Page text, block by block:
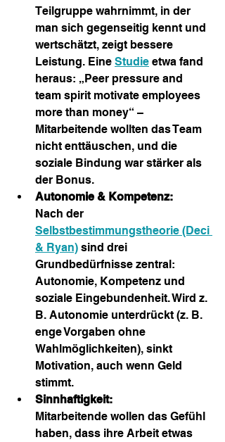
Teilgruppe wahrnimmt, in der
man sich gegenseitig kennt und
wertschätzt, zeigt bessere
Leistung. Eine Studie etwa fand
heraus: „Peer pressure and
team spirit motivate employees
more than money“ –
Mitarbeitende wollten das Team
nicht enttäuschen, und die
soziale Bindung war stärker als
der Bonus.
Autonomie & Kompetenz:
Nach der
Selbstbestimmungstheorie (Deci
& Ryan) sind drei
Grundbedürfnisse zentral:
Autonomie, Kompetenz und
soziale Eingebundenheit. Wird z.
B. Autonomie unterdrückt (z. B.
enge Vorgaben ohne
Wahlmöglichkeiten), sinkt
Motivation, auch wenn Geld
stimmt.
Sinnhaftigkeit:
Mitarbeitende wollen das Gefühl
haben, dass ihre Arbeit etwas